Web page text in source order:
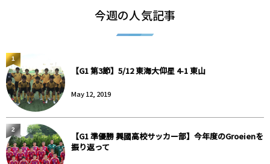
今週の人気記事
【G1 第3節】5/12 東海大仰星 4-1 東山
May 12, 2019
1
【G1 準優勝 興國高校サッカー部】今年度のGroeienを
振り返って
2